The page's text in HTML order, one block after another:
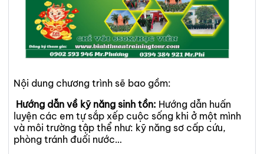
CẨM NANG LỮ HÀNH
LIÊN HỆ
Nội dung chương trình sẽ bao gồm:
Hướng dẫn về kỹ năng sinh tồn: Hướng dẫn huấn
luyện các em tự sắp xếp cuộc sống khi ở một mình
và môi trường tập thể như: kỹ năng sơ cấp cứu,
phòng tránh đuối nước…